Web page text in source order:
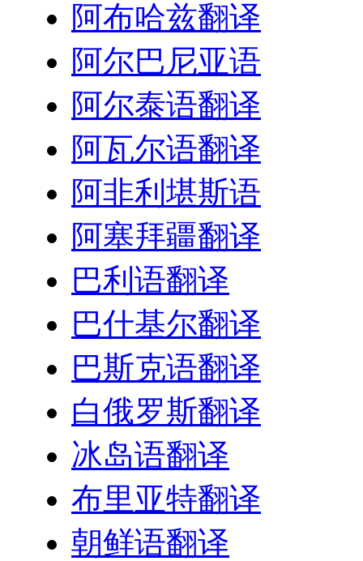
阿布哈兹翻译
阿尔巴尼亚语
阿尔泰语翻译
阿瓦尔语翻译
阿非利堪斯语
阿塞拜疆翻译
巴利语翻译
巴什基尔翻译
巴斯克语翻译
白俄罗斯翻译
冰岛语翻译
布里亚特翻译
朝鲜语翻译